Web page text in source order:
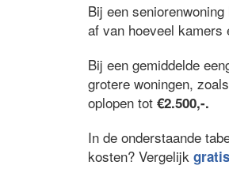
Bij een
af van hoeveel kamers
Bij een gemiddelde
grotere woningen,
oplopen tot €2.500,-.
In de onderstaande
kosten? Vergelijk